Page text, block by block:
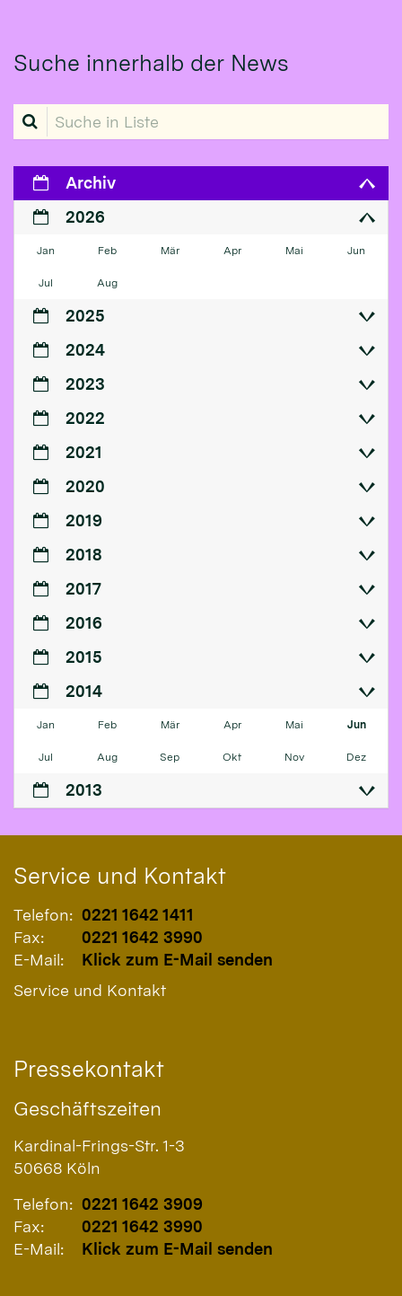
Suche innerhalb der News
Suche in Liste
Archiv
2026
Jan Feb Mär Apr Mai Jun
Jul Aug
2025
2024
2023
2022
2021
2020
2019
2018
2017
2016
2015
2014
Jan Feb Mär Apr Mai Jun
Jul Aug Sep Okt Nov Dez
2013
Service und Kontakt
Telefon: 0221 1642 1411
Fax:
0221 1642 3990
E-Mail:
Klick zum E-Mail senden
Service und Kontakt
Pressekontakt
Geschäftszeiten
Kardinal-Frings-Str. 1-3
50668 Köln
Telefon: 0221 1642 3909
Fax:
0221 1642 3990
E-Mail:
Klick zum E-Mail senden